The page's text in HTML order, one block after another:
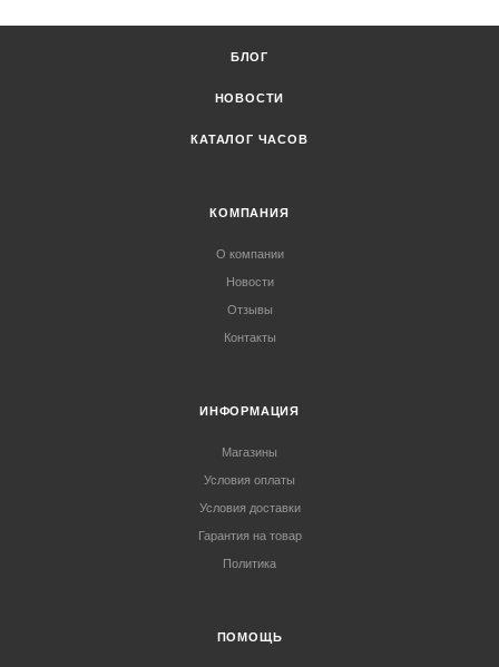
БЛОГ
НОВОСТИ
КАТАЛОГ ЧАСОВ
КОМПАНИЯ
О компании
Новости
Отзывы
Контакты
ИНФОРМАЦИЯ
Магазины
Условия оплаты
Условия доставки
Гарантия на товар
Политика
ПОМОЩЬ